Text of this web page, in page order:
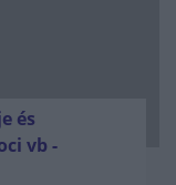
és
vb -